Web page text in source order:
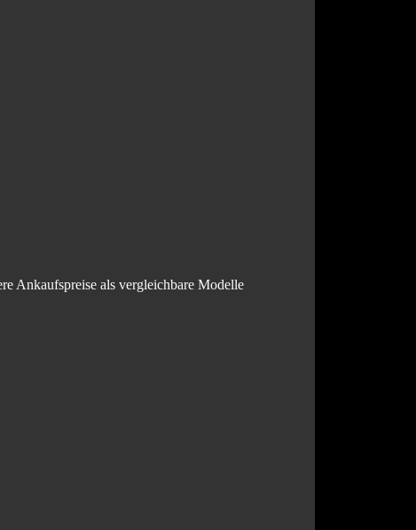
Ankaufspreise als vergleichbare Modelle